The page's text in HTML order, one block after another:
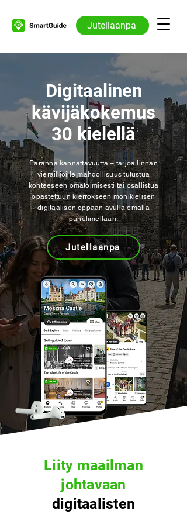
Jutellaanpa
Digitaalinen
kävijäkokemus
30 kielellä
Paranna kannattavuutta – tarjoa linnan
vierailijoille mahdollisuus tutustua
kohteeseen omatoimisesti tai osallistua
opastettuun kierrokseen monikielisen
digitaalisen oppaan avulla omalla
puhelimellaan.
Jutellaanpa
Liity maailman
johtavaan
digitaalisten